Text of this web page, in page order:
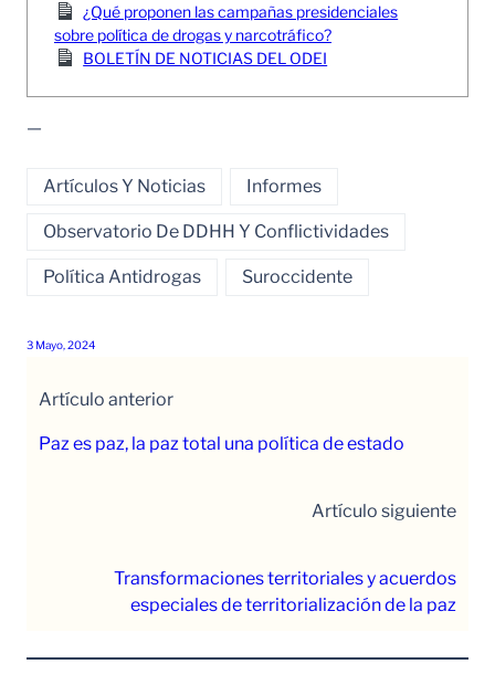
¿Qué proponen las campañas presidenciales
sobre política de drogas y narcotráfico?
BOLETÍN DE NOTICIAS DEL ODEI
—
Artículos Y Noticias Informes
Observatorio De DDHH Y Conflictividades
Política Antidrogas Suroccidente
3 Mayo, 2024
Artículo anterior
Paz es paz, la paz total una política de estado
Artículo siguiente
Transformaciones territoriales y acuerdos
especiales de territorialización de la paz